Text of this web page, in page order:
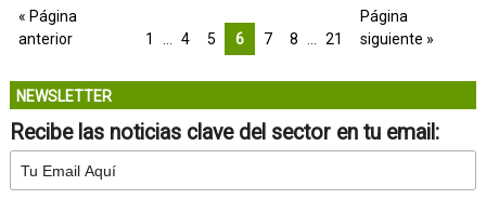
« Página
anterior
1 4 5 6 7 8 21
Página
siguiente »
NEWSLETTER
Recibe las noticias clave del sector en tu email: